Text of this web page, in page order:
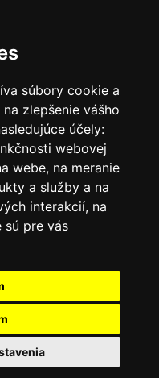
súbory cookie a
zlepšenie vášho
účely:
webovej
webe, na meranie
a služby a na
interakcií, na
sú pre vás